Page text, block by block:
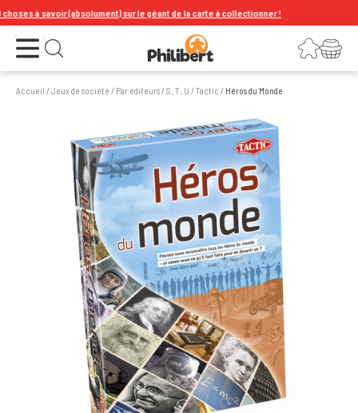
à savoir (absolument) sur le géant de la carte à collectionner !
Ouvrir le menu Ouvrir la recherche Connexion
Votre panier
Accueil /Jeux de société / Par éditeurs/S , T , U /Tactic / Héros du Monde